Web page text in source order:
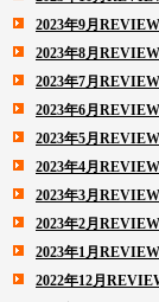
2023年9月REVIEW
2023年8月REVIEW
2023年7月REVIEW
2023年6月REVIEW
2023年5月REVIEW
2023年4月REVIEW
2023年3月REVIEW
2023年2月REVIEW
2023年1月REVIEW
2022年12月